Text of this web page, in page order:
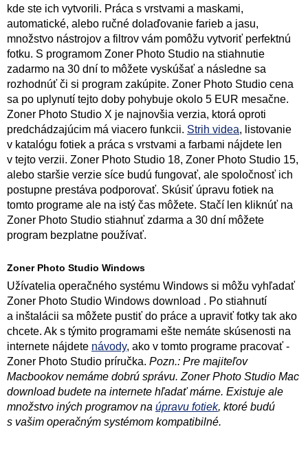
kde ste ich vytvorili. Práca s vrstvami a maskami,
automatické, alebo ručné dolaďovanie farieb a jasu,
množstvo nástrojov a filtrov vám pomôžu vytvoriť perfektnú
fotku. S programom Zoner Photo Studio na stiahnutie
zadarmo na 30 dní to môžete vyskúšať a následne sa
rozhodnúť či si program zakúpite. Zoner Photo Studio cena
sa po uplynutí tejto doby pohybuje okolo 5 EUR mesačne.
Zoner Photo Studio X je najnovšia verzia, ktorá oproti
predchádzajúcim má viacero funkcii. Strih videa, listovanie
v katalógu fotiek a práca s vrstvami a farbami nájdete len
v tejto verzii. Zoner Photo Studio 18, Zoner Photo Studio 15,
alebo staršie verzie síce budú fungovať, ale spoločnosť ich
postupne prestáva podporovať. Skúsiť úpravu fotiek na
tomto programe ale na istý čas môžete. Stačí len kliknúť na
Zoner Photo Studio stiahnuť zdarma a 30 dní môžete
program bezplatne používať.
Zoner Photo Studio Windows
Užívatelia operačného systému Windows si môžu vyhľadať
Zoner Photo Studio Windows download . Po stiahnutí
a inštalácii sa môžete pustiť do práce a upraviť fotky tak ako
chcete. Ak s týmito programami ešte nemáte skúsenosti na
internete nájdete návody, ako v tomto programe pracovať -
Zoner Photo Studio príručka. Pozn.: Pre majiteľov
Macbookov nemáme dobrú správu. Zoner Photo Studio Mac
download budete na internete hľadať márne. Existuje ale
množstvo iných programov na úpravu fotiek, ktoré budú
s vašim operačným systémom kompatibilné.